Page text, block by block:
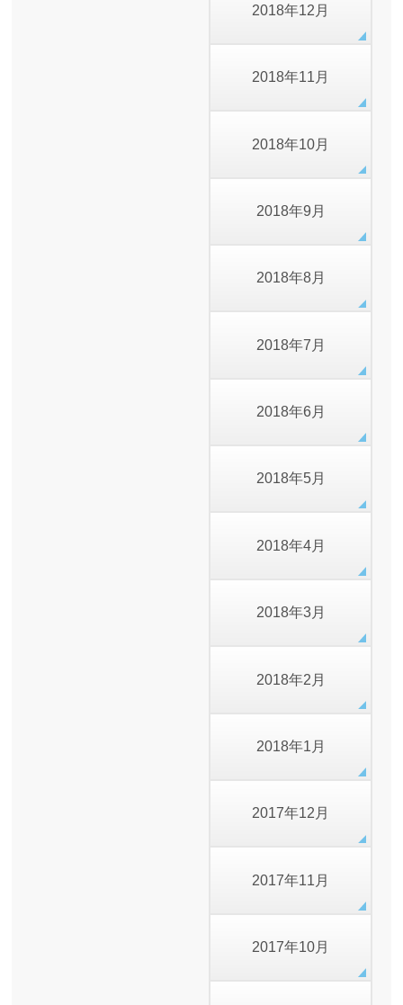
2018年12月
2018年11月
2018年10月
2018年9月
2018年8月
2018年7月
2018年6月
2018年5月
2018年4月
2018年3月
2018年2月
2018年1月
2017年12月
2017年11月
2017年10月